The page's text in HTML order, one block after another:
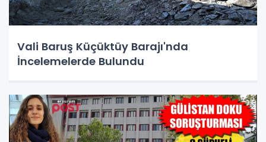
Vali Baruş Küçüktüy Barajı'nda
İncelemelerde Bulundu